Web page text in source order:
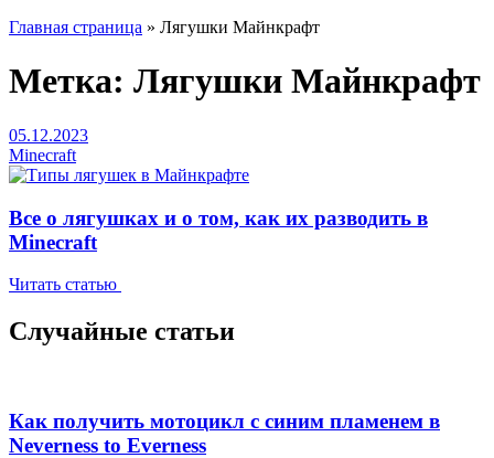
Главная страница » Лягушки Майнкрафт
Метка: Лягушки Майнкрафт
05.12.2023
Minecraft
Все о лягушках и о том, как их разводить в
Minecraft
Читать статью
Случайные статьи
Как получить мотоцикл с синим пламенем в
Neverness to Everness